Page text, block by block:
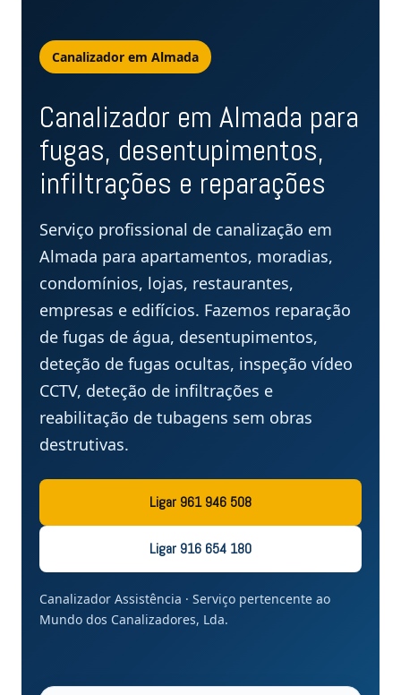
Canalizador em Almada
Canalizador em Almada para
fugas, desentupimentos,
infiltrações e reparações
Serviço profissional de canalização em
Almada para apartamentos, moradias,
condomínios, lojas, restaurantes,
empresas e edifícios. Fazemos reparação
de fugas de água, desentupimentos,
deteção de fugas ocultas, inspeção vídeo
CCTV, deteção de infiltrações e
reabilitação de tubagens sem obras
destrutivas.
Ligar 961 946 508
Ligar 916 654 180
Canalizador Assistência · Serviço pertencente ao
Mundo dos Canalizadores, Lda.